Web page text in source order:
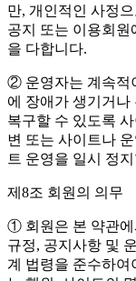
만, 개인적인 사정
공지 또는 이용회원
을 다합니다.
② 운영자는 계속적
에 장애가 생기거나
복구할 수 있도록
변 또는 사이트나
트 운영을 일시 정
제8조 회원의 의무
① 회원은 본 약관에
규정, 공지사항 및
계 법령을 준수하여